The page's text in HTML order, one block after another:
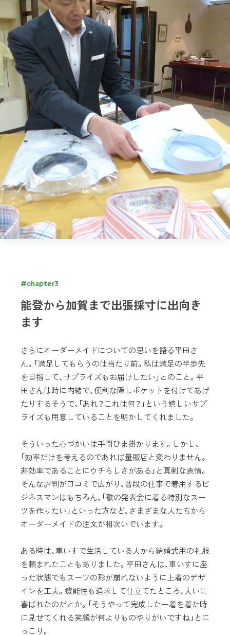
#chapter3
能登から加賀まで出張採寸に出向き
ます
さらにオーダーメイドについての思いを語る平田さ
ん。「満足してもらうのは当たり前。私は満足の半歩先
を目指して、サプライズもお届けしたい」とのこと。平
田さんは時に内緒で、便利な隠しポケットを付けてあげ
たりするそうで、「あれ？これは何？」という嬉しいサプ
ライズも用意していることを明かしてくれました。
そういった心づかいは手間ひま掛かります。しかし、
「効率だけを考えるのであれば量販店と変わりません。
非効率であることにウチらしさがある」と真剣な表情。
そんな評判が口コミで広がり、普段の仕事で着用するビ
ジネスマンはもちろん、「歌の発表会に着る特別なスー
ツを作りたい」といった方など、さまざまな人たちから
オーダーメイドの注文が相次いでいます。
ある時は、車いすで生活している人から結婚式用の礼服
を頼まれたこともありました。平田さんは、車いすに座
った状態でもスーツの形が崩れないように上着のデザ
インを工夫。機能性も追求して仕立てたところ、大いに
喜ばれたのだとか。「そうやって完成した一着を着た時
に見せてくれる笑顔が何よりものやりがいですね」とに
っこり。